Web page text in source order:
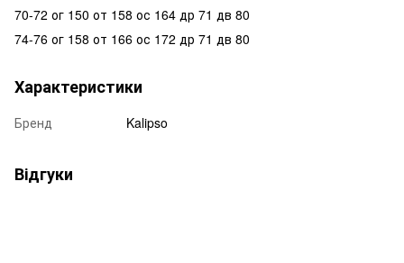
70-72 ог 150 от 158 ос 164 др 71 дв 80
74-76 ог 158 от 166 ос 172 др 71 дв 80
Характеристики
Бренд Kalipso
Відгуки